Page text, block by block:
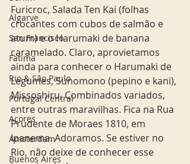
Algarve
San Francisco
Fatima
Rio & São Paulo
Portugal Central
Açores
Amsterdam
Buenos Aires
Furicroc, Salada Ten Kai (folhas
crocantes com cubos de salmão e
atum) e o Harumaki de banana
caramelado. Claro, aprovietamos
ainda para conhecer o Harumaki de
Legumes, Sunomono (pepino e kani),
Missoshiru, Combinados variados,
entre outras maravilhas. Fica na Rua
Prudente de Moraes 1810, em
Ipanema. Adoramos. Se estiver no
Rio, não deixe de conhecer esse